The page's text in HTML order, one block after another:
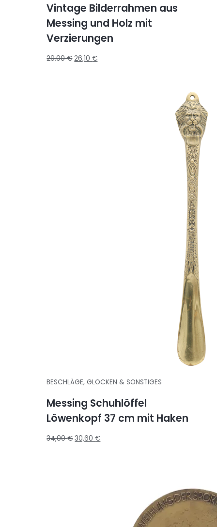
Vintage Bilderrahmen aus
Messing und Holz mit
Verzierungen
29,00€ 26,10€
BESCHLÄGE, GLOCKEN & SONSTIGES
Messing Schuhlöffel
Löwenkopf 37 cm mit Haken
34,00€ 30,60€